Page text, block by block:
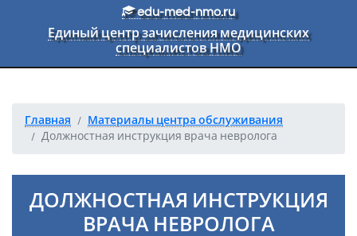
Перейти к основному текстуedu-med-nmo.ru
Единый центр зачисления медицинских
специалистов НМО
Главная
Материалы центра обслуживания
Должностная инструкция врача невролога
ДОЛЖНОСТНАЯ ИНСТРУКЦИЯ
ВРАЧА НЕВРОЛОГА